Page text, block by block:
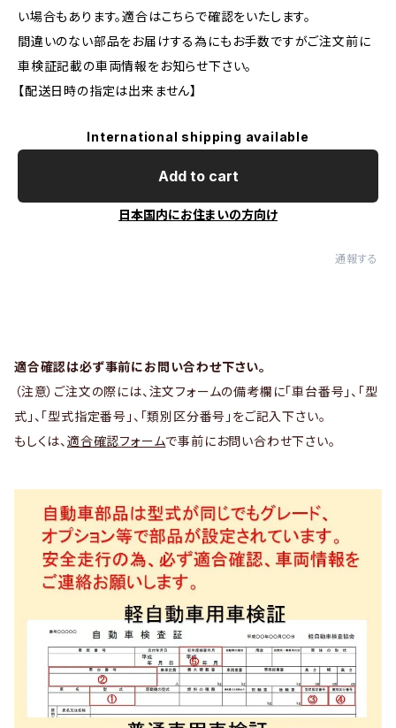
い場合もあります。適合はこちらで確認をいたします。
間違いのない部品をお届けする為にもお手数ですがご注文前に
車検証記載の車両情報をお知らせ下さい。
【配送日時の指定は出来ません】
International shipping available
Add to cart
日本国内にお住まいの方向け
通報する
適合確認は必ず事前にお問い合わせ下さい。
（注意）ご注文の際には、注文フォームの備考欄に「車台番号」、「型
式」、「型式指定番号」、「類別区分番号」をご記入下さい。
もしくは、 適合確認フォームで事前にお問い合わせ下さい。